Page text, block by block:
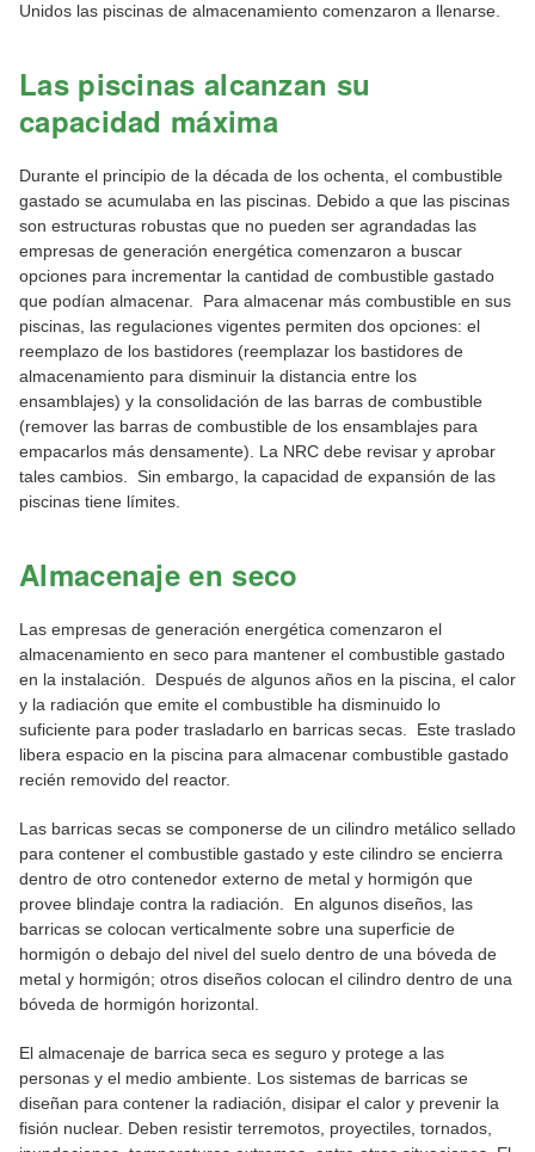
Unidos las piscinas de almacenamiento comenzaron a llenarse.
Las piscinas alcanzan su
capacidad máxima
Durante el principio de la década de los ochenta, el combustible
gastado se acumulaba en las piscinas. Debido a que las piscinas
son estructuras robustas que no pueden ser agrandadas las
empresas de generación energética comenzaron a buscar
opciones para incrementar la cantidad de combustible gastado
que podían almacenar. Para almacenar más combustible en sus
piscinas, las regulaciones vigentes permiten dos opciones: el
reemplazo de los bastidores (reemplazar los bastidores de
almacenamiento para disminuir la distancia entre los
ensamblajes) y la consolidación de las barras de combustible
(remover las barras de combustible de los ensamblajes para
empacarlos más densamente). La NRC debe revisar y aprobar
tales cambios. Sin embargo, la capacidad de expansión de las
piscinas tiene límites.
Almacenaje en seco
Las empresas de generación energética comenzaron el
almacenamiento en seco para mantener el combustible gastado
en la instalación. Después de algunos años en la piscina, el calor
y la radiación que emite el combustible ha disminuido lo
suficiente para poder trasladarlo en barricas secas. Este traslado
libera espacio en la piscina para almacenar combustible gastado
recién removido del reactor.
Las barricas secas se componerse de un cilindro metálico sellado
para contener el combustible gastado y este cilindro se encierra
dentro de otro contenedor externo de metal y hormigón que
provee blindaje contra la radiación. En algunos diseños, las
barricas se colocan verticalmente sobre una superficie de
hormigón o debajo del nivel del suelo dentro de una bóveda de
metal y hormigón; otros diseños colocan el cilindro dentro de una
bóveda de hormigón horizontal.
El almacenaje de barrica seca es seguro y protege a las
personas y el medio ambiente. Los sistemas de barricas se
diseñan para contener la radiación, disipar el calor y prevenir la
fisión nuclear. Deben resistir terremotos, proyectiles, tornados,